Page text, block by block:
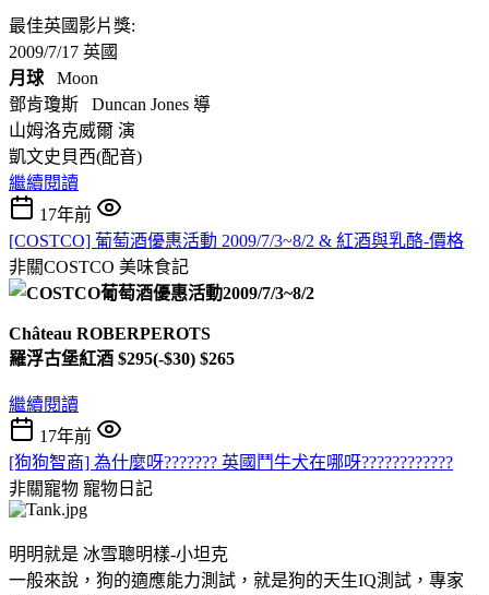
最佳英國影片獎:
2009/7/17 英國
月球 Moon
鄧肯瓊斯 Duncan Jones 導
山姆洛克威爾 演
凱文史貝西(配音)
繼續閱讀
17年前
[COSTCO] 葡萄酒優惠活動 2009/7/3~8/2 & 紅酒與乳酪-價格
非關COSTCO 美味食記
Château ROBERPEROTS
羅浮古堡紅酒 $295(-$30) $265
繼續閱讀
17年前
[狗狗智商] 為什麼呀??????? 英國鬥牛犬在哪呀????????????
非關寵物 寵物日記
明明就是 冰雪聰明樣-小坦克
一般來說，狗的適應能力測試，就是狗的天生IQ測試，專家